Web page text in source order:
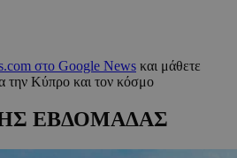
στο Google News και μάθετε
την Κύπρο και τον κόσμο
ΕΒΔΟΜΑΔΑΣ